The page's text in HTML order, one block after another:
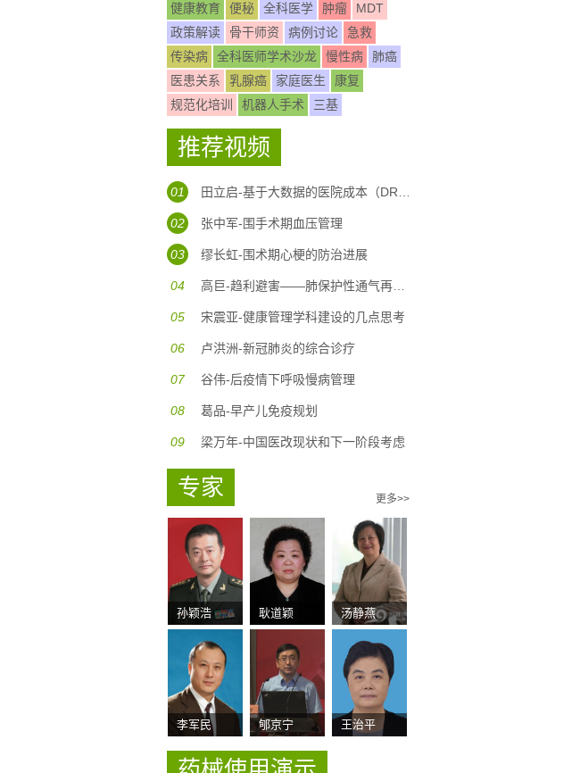
健康教育
便秘 全科医学 肿瘤
MDT
政策解读
骨干师资 病例讨论
急救
传染病
全科医师学术沙龙 慢性病
肺癌
医患关系
乳腺癌 家庭医生
康复
规范化培训
机器人手术 三基
推荐视频
01 田立启-基于大数据的医院成本（DRG DIP)核算体系构建
02 张中军-围手术期血压管理
03 缪长虹-围术期心梗的防治进展
04 高巨-趋利避害——肺保护性通气再认识
05 宋震亚-健康管理学科建设的几点思考
06 卢洪洲-新冠肺炎的综合诊疗
07 谷伟-后疫情下呼吸慢病管理
08 葛品-早产儿免疫规划
09 梁万年-中国医改现状和下一阶段考虑
专家 更多>>
孙颖浩 耿道颖 汤静燕
李军民 郇京宁 王治平